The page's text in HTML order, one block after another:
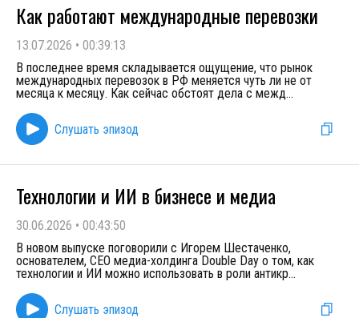
Как работают международные перевозки
13.07.2026 • 00:39:13
В последнее время складывается ощущение, что рынок
международных перевозок в РФ меняется чуть ли не от
месяца к месяцу. Как сейчас обстоят дела с межд...
Слушать эпизод
Технологии и ИИ в бизнесе и медиа
30.06.2026 • 00:43:50
В новом выпуске поговорили с Игорем Шестаченко,
основателем, CEO медиа-холдинга Double Day о том, как
технологии и ИИ можно использовать в роли антикр...
Слушать эпизод